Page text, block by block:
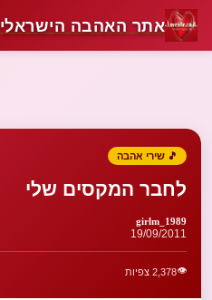
אתר האהבה הישראלי
🎵 שירי אהבה
לחבר המקסים שלי
girlm_1989
19/09/2011
👁️2,378 צפיות